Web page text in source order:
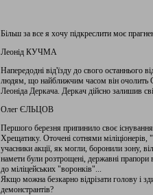
Більш за все я хочу підкреслити моє
Леонід КУЧМА
Напередодні від'їзду до свого
людям, що найближчим часом він очолить
Леоніда Деркача. Деркач дійсно залишив
Олег ЄЛЬЦОВ
Першого березня припинило своє
Хрещатику. Оточені сотнями міліціонерів,
учасники акції, як могли, боронили зону,
намети були розтрощені, державні прапори
до міліцейських "воронків"...
Якщо можна безкарно відрізати голову і
демонстрантів?